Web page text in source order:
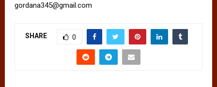
gordana345@gmail.com
SHARE 0